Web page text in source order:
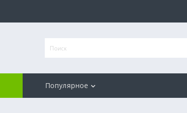
Популярное